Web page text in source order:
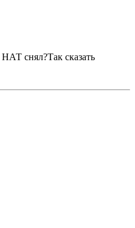
снял?Так сказать